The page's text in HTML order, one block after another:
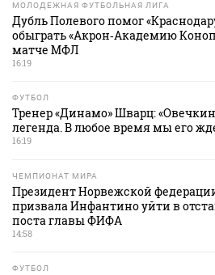
МОЛОДЕЖНАЯ ФУТБОЛЬНАЯ ЛИГА
Дубль Полевого помог
обыграть «Акрон‑Академию
матче МФЛ
16:19
ФУТБОЛ
Тренер «Динамо» Шварц:
легенда. В любое время мы его
16:19
ЧЕМПИОНАТ МИРА
Президент Норвежской
призвала Инфантино уйти в
поста главы ФИФА
14:58
ФУТБОЛ